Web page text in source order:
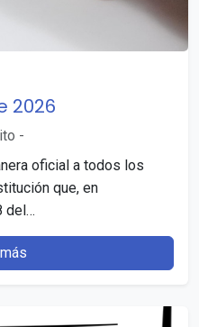
2026
-
oficial a todos los
que, en
del…